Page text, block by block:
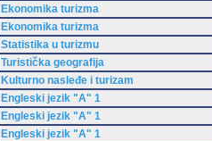
Ekonomika turizma
Ekonomika turizma
Statistika u turizmu
Turistička geografija
Kulturno nasleđe i turizam
Engleski jezik "A" 1
Engleski jezik "A" 1
Engleski jezik "A" 1